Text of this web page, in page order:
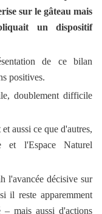
sur le gâteau mais
un dispositif
de ce bilan
positives.
doublement difficile
aussi ce que d'autres,
et l'Espace Naturel
l'avancée décisive sur
il reste apparemment
mais aussi d'actions